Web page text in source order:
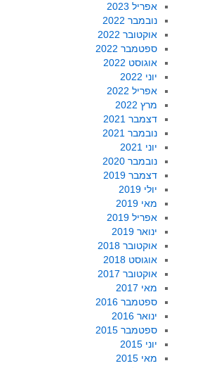
אפריל 2023
נובמבר 2022
אוקטובר 2022
ספטמבר 2022
אוגוסט 2022
יוני 2022
אפריל 2022
מרץ 2022
דצמבר 2021
נובמבר 2021
יוני 2021
נובמבר 2020
דצמבר 2019
יולי 2019
מאי 2019
אפריל 2019
ינואר 2019
אוקטובר 2018
אוגוסט 2018
אוקטובר 2017
מאי 2017
ספטמבר 2016
ינואר 2016
ספטמבר 2015
יוני 2015
מאי 2015